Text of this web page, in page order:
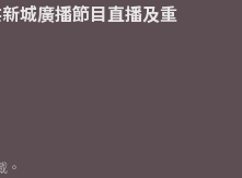
城廣播節目直播及重
。